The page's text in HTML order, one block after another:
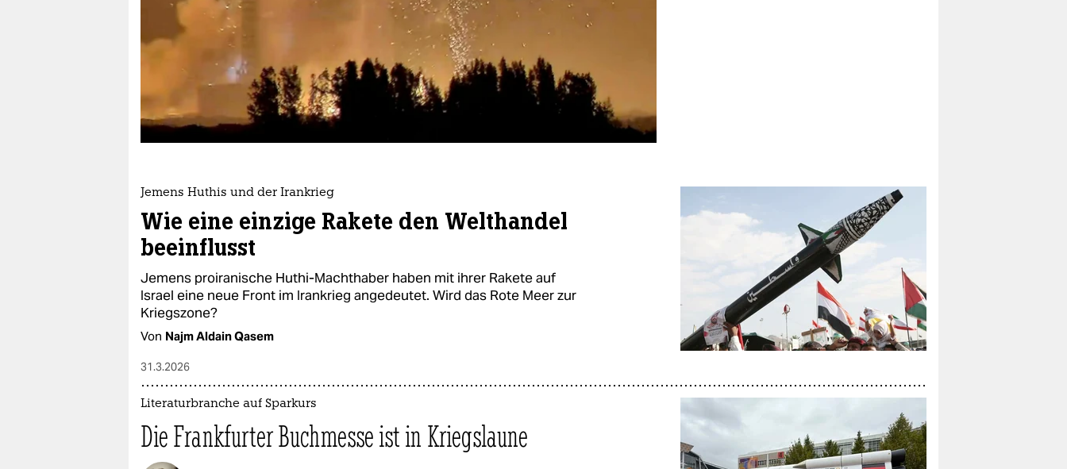
verlag
verlag
veranstaltungen
shop
abo
genossenschaft
Jemens Huthis und der Irankrieg
Wie eine einzige Rakete den Welthandel
beeinflusst
Jemens proiranische Huthi-Machthaber haben mit ihrer Rakete auf
Israel eine neue Front im Irankrieg angedeutet. Wird das Rote Meer zur
Kriegszone?
Von Najm Aldain Qasem
31.3.2026
Literaturbranche auf Sparkurs
Die Frankfurter Buchmesse ist in Kriegslaune